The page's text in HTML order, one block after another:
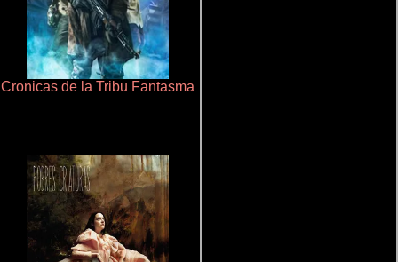
Cronicas de la Tribu Fantasma